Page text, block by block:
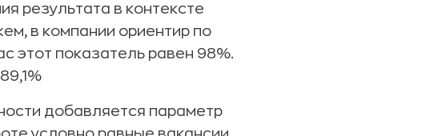
результата в контексте
в компании ориентир по
этот показатель равен 98%.
добавляется параметр